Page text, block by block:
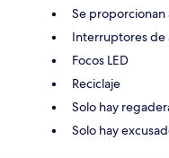
Se proporcionan
Interruptores de
Focos LED
Reciclaje
Solo hay
Solo hay